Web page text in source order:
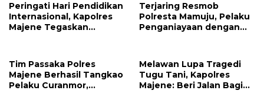
Peringati Hari Pendidikan
Internasional, Kapolres
Majene Tegaskan
Terjaring Resmob
Polresta Mamuju, Pelaku
Penganiayaan dengan
Tim Passaka Polres
Majene Berhasil Tangkao
Pelaku Curanmor,
Melawan Lupa Tragedi
Tugu Tani, Kapolres
Majene: Beri Jalan Bagi